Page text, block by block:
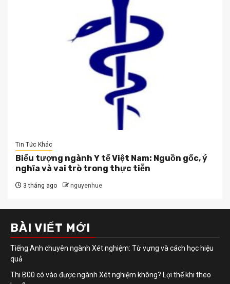
Tin Tức Khác
Biểu tượng ngành Y tế Việt Nam: Nguồn gốc, ý
nghĩa và vai trò trong thực tiễn
3 tháng ago nguyenhue
BÀI VIẾT MỚI
Tiếng Anh chuyên ngành Xét nghiệm: Từ vựng và cách học hiệu
quả
Thi B00 có vào được ngành Xét nghiệm không? Lợi thế khi theo